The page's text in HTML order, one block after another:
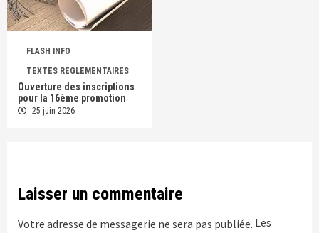
FLASH INFO
TEXTES REGLEMENTAIRES
Ouverture des inscriptions
pour la 16ème promotion
25 juin 2026
Laisser un commentaire
Votre adresse de messagerie ne sera pas publiée. Les